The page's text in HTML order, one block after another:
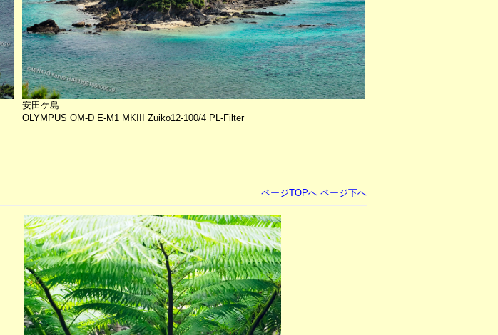
安田ケ島
OLYMPUS OM-D E-M1 MKIII Zuiko12-100/4 PL-Filter
ページTOPへ ページ下へ